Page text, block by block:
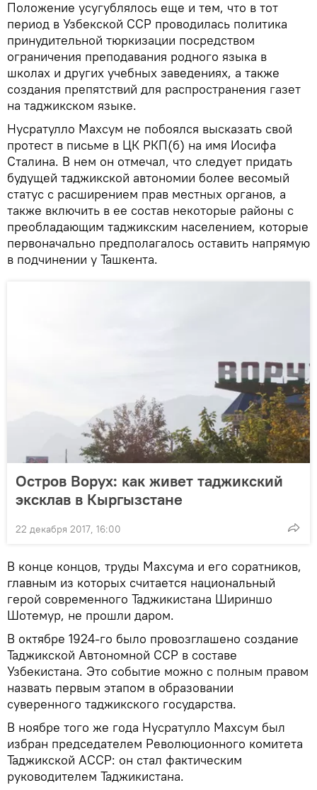
Положение усугублялось еще и тем, что в тот
период в Узбекской ССР проводилась политика
принудительной тюркизации посредством
ограничения преподавания родного языка в
школах и других учебных заведениях, а также
создания препятствий для распространения газет
на таджикском языке.
Нусратулло Махсум не побоялся высказать свой
протест в письме в ЦК РКП(б) на имя Иосифа
Сталина. В нем он отмечал, что следует придать
будущей таджикской автономии более весомый
статус с расширением прав местных органов, а
также включить в ее состав некоторые районы с
преобладающим таджикским населением, которые
первоначально предполагалось оставить напрямую
в подчинении у Ташкента.
Остров Ворух: как живет таджикский
эксклав в Кыргызстане
22 декабря 2017, 16:00
В конце концов, труды Махсума и его соратников,
главным из которых считается национальный
герой современного Таджикистана Шириншо
Шотемур, не прошли даром.
В октябре 1924-го было провозглашено создание
Таджикской Автономной ССР в составе
Узбекистана. Это событие можно с полным правом
назвать первым этапом в образовании
суверенного таджикского государства.
В ноябре того же года Нусратулло Махсум был
избран председателем Революционного комитета
Таджикской АССР: он стал фактическим
руководителем Таджикистана.